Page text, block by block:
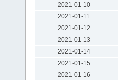
2021-01-10
2021-01-11
2021-01-12
2021-01-13
2021-01-14
2021-01-15
2021-01-16